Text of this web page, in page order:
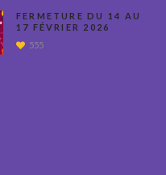
FERMETURE DU 14 AU
17 FÉVRIER 2026
555